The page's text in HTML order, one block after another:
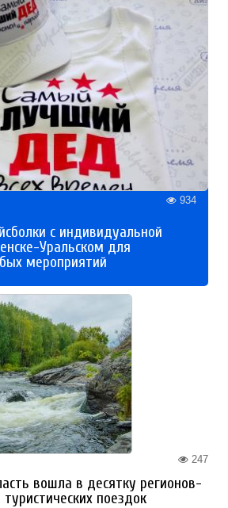
934
с индивидуальной
Уральском для
мероприятий
247
вошла в десятку регионов-
поездок